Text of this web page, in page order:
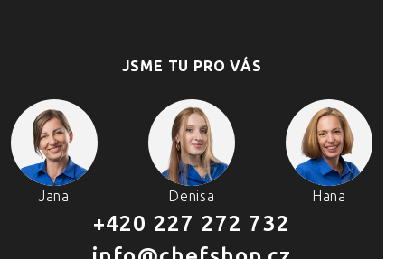
JSME TU PRO VÁS
Jana Denisa Hana
+420 227 272 732